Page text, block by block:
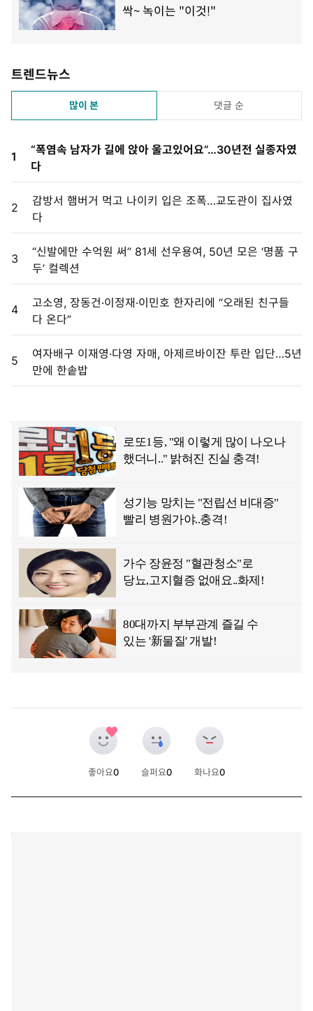
트렌드뉴스
많이 본 댓글 순
1
“폭염속 남자가 길에 앉아 울고있어요”…30년전 실종자였
다
2
감방서 햄버거 먹고 나이키 입은 조폭…교도관이 집사였
다
3
“신발에만 수억원 써” 81세 선우용여, 50년 모은 ‘명품 구
두’ 컬렉션
4
고소영, 장동건·이정재·이민호 한자리에 “오래된 친구들
다 온다”
5
여자배구 이재영·다영 자매, 아제르바이잔 투란 입단…5년
만에 한솥밥
좋아요0
슬퍼요0
화나요0